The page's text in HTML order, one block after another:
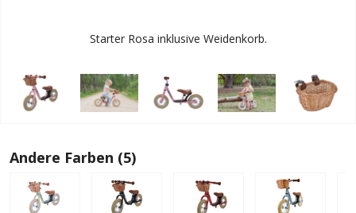
Starter Rosa inklusive Weidenkorb.
Andere Farben (5)